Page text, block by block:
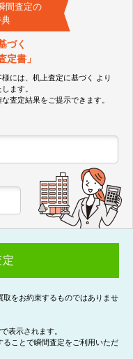
間査定の
づく
定書」
には、机上査定に基づく
より
ます。
査定結果をご提示できます。
をお約束するものではありませ
表示されます。
ことで瞬間査定をご利用いただ